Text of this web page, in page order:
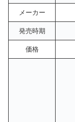
メーカー
発売時期
価格